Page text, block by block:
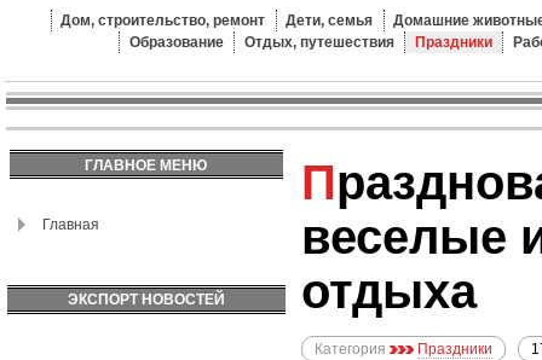
Дом, строительство, ремонт Дети, семья
Домашние
Образование
Отдых, путешествия Праздники
ГЛАВНОЕ МЕНЮ
Главная
ЭКСПОРТ НОВОСТЕЙ
Празднование с детьми:
веселые
отдыха
Категория Праздники